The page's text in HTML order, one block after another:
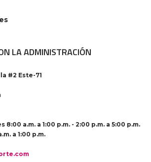
LA ADMINISTRACIÓN
#2 Este-71
8:00 a.m. a 1:00 p.m. - 2:00 p.m. a 5:00 p.m.
a 1:00 p.m.